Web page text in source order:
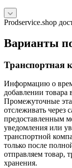
Prodservice.shop
Варианты
Транспортная
Информацию о
добавлении товара
Промежуточные
отслеживать через
предоставленным
уведомления или
транспортной
только после
отправляем товар,
хранения.